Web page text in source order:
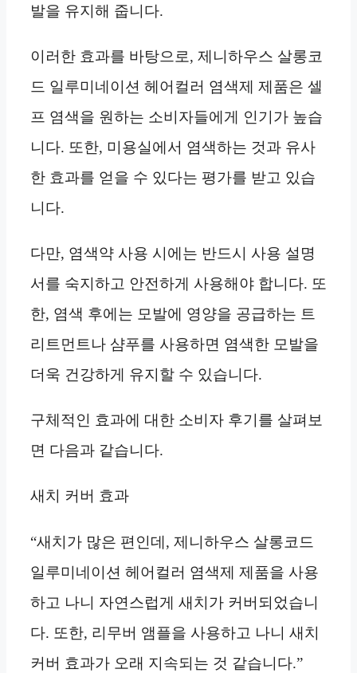
발을 유지해 줍니다.
이러한 효과를 바탕으로, 제니하우스 살롱코
드 일루미네이션 헤어컬러 염색제 제품은 셀
프 염색을 원하는 소비자들에게 인기가 높습
니다. 또한, 미용실에서 염색하는 것과 유사
한 효과를 얻을 수 있다는 평가를 받고 있습
니다.
다만, 염색약 사용 시에는 반드시 사용 설명
서를 숙지하고 안전하게 사용해야 합니다. 또
한, 염색 후에는 모발에 영양을 공급하는 트
리트먼트나 샴푸를 사용하면 염색한 모발을
더욱 건강하게 유지할 수 있습니다.
구체적인 효과에 대한 소비자 후기를 살펴보
면 다음과 같습니다.
새치 커버 효과
“새치가 많은 편인데, 제니하우스 살롱코드
일루미네이션 헤어컬러 염색제 제품을 사용
하고 나니 자연스럽게 새치가 커버되었습니
다. 또한, 리무버 앰플을 사용하고 나니 새치
커버 효과가 오래 지속되는 것 같습니다.”